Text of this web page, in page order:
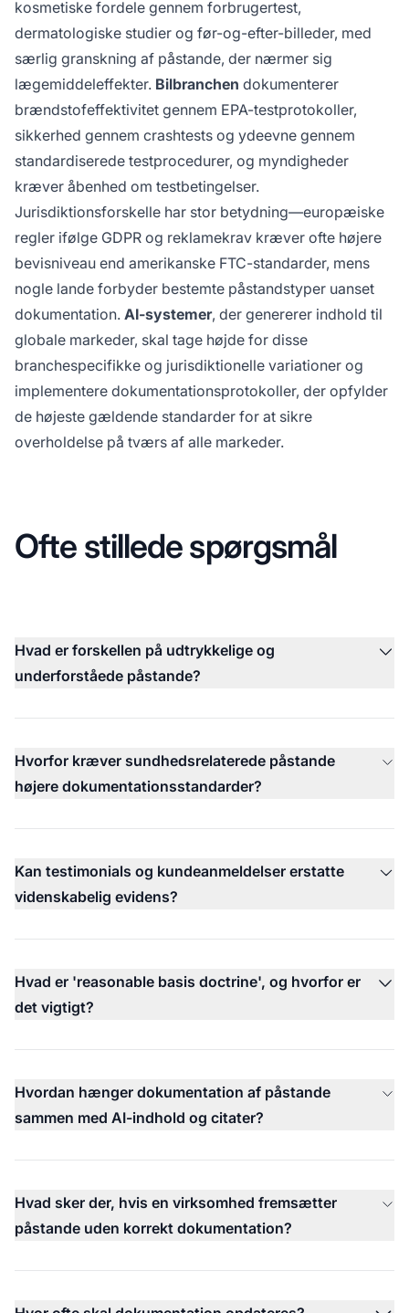
kosmetiske fordele gennem forbrugertest,
dermatologiske studier og før-og-efter-billeder, med
særlig granskning af påstande, der nærmer sig
lægemiddeleffekter. Bilbranchen dokumenterer
brændstofeffektivitet gennem EPA-testprotokoller,
sikkerhed gennem crashtests og ydeevne gennem
standardiserede testprocedurer, og myndigheder
kræver åbenhed om testbetingelser.
Jurisdiktionsforskelle har stor betydning—europæiske
regler ifølge GDPR og reklamekrav kræver ofte højere
bevisniveau end amerikanske FTC-standarder, mens
nogle lande forbyder bestemte påstandstyper uanset
dokumentation. AI-systemer, der genererer indhold til
globale markeder, skal tage højde for disse
branchespecifikke og jurisdiktionelle variationer og
implementere dokumentationsprotokoller, der opfylder
de højeste gældende standarder for at sikre
overholdelse på tværs af alle markeder.
Ofte stillede spørgsmål
Hvad er forskellen på udtrykkelige og
underforståede påstande?
Hvorfor kræver sundhedsrelaterede påstande
højere dokumentationsstandarder?
Kan testimonials og kundeanmeldelser erstatte
videnskabelig evidens?
Hvad er 'reasonable basis doctrine', og hvorfor er
det vigtigt?
Hvordan hænger dokumentation af påstande
sammen med AI-indhold og citater?
Hvad sker der, hvis en virksomhed fremsætter
påstande uden korrekt dokumentation?